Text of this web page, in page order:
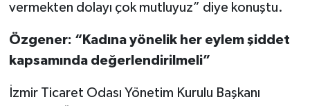
vermekten dolayı çok mutluyuz” diye konuştu.
Özgener: “Kadına yönelik her eylem şiddet
kapsamında değerlendirilmeli”
İzmir Ticaret Odası Yönetim Kurulu Başkanı